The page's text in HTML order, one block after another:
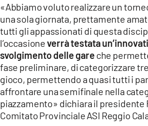
COSENZACHANNEL.IT
ILVIBONESE.IT
CATANZAROCHANNEL.IT
LACAPITALENEWS.IT
App
ANDROID
«Abbiamo voluto realizzare un
una sola giornata, prettamente
tutti gli appassionati di questa
l’occasioneverrà testata
svolgimento delle gare che
fase preliminare, di categorizzare
gioco, permettendo a quasi tutti i
affrontare una semifinale nella
piazzamento» dichiara il presidente
Comitato Provinciale ASI Reggio